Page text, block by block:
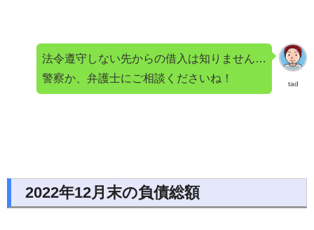
tad
法令遵守しない先からの借入は知りません…
警察か、弁護士にご相談くださいね！
2022年12月末の負債総額